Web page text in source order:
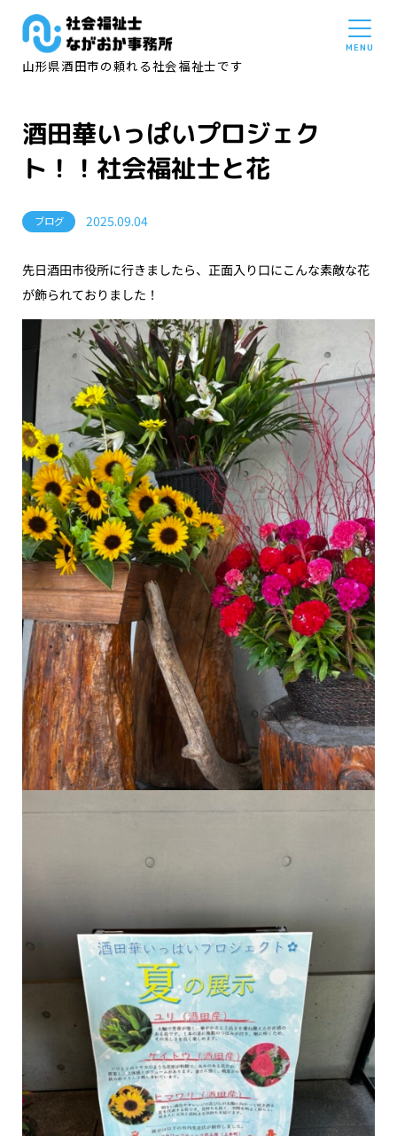
山形県酒田市の頼れる社会福祉士です
酒田華いっぱいプロジェク
ト！！社会福祉士と花
ブログ 2025.09.04
先日酒田市役所に行きましたら、正面入り口にこんな素敵な花
が飾られておりました！